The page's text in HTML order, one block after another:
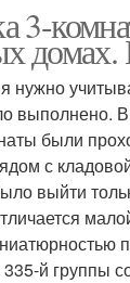
3-
нужно
выполнено.
были
с
выйти
й группы